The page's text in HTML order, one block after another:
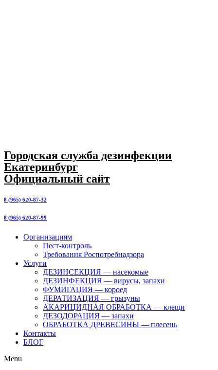
Городская служба дезинфекции
Екатеринбург
Официальный сайт
8 (965) 620-87-32
8 (965) 620-87-99
Организациям
Пест-контроль
Требования Роспотребнадзора
Услуги
ДЕЗИНСЕКЦИЯ — насекомые
ДЕЗИНФЕКЦИЯ — вирусы, запахи
ФУМИГАЦИЯ — короед
ДЕРАТИЗАЦИЯ — грызуны
АКАРИЦИДНАЯ ОБРАБОТКА — клещи
ДЕЗОДОРАЦИЯ — запахи
ОБРАБОТКА ДРЕВЕСИНЫ — плесень
Контакты
БЛОГ
Menu